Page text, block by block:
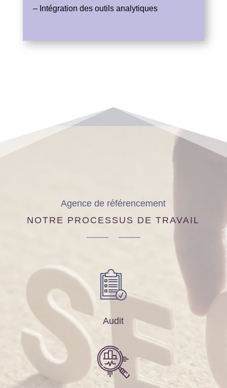
– Intégration des outils analytiques
Agence de référencement
NOTRE PROCESSUS DE TRAVAIL
Audit